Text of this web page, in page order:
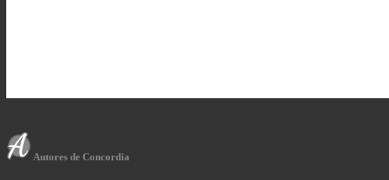
Autores de Concordia